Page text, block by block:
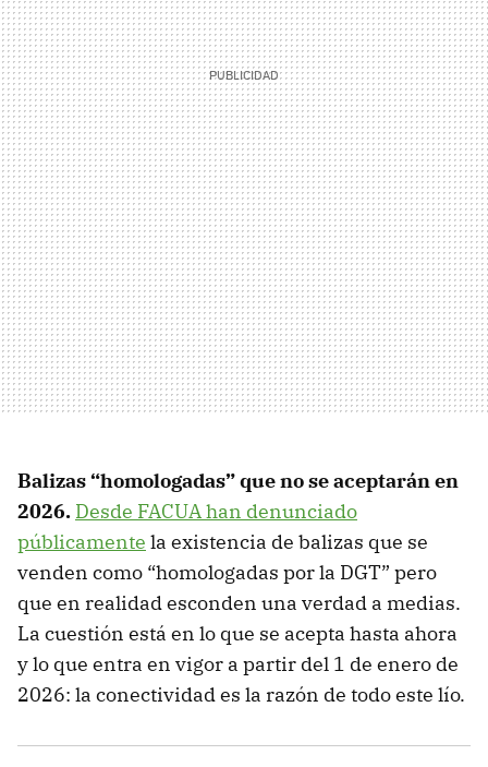
Balizas “homologadas” que no se aceptarán en
2026. Desde FACUA han denunciado
públicamente la existencia de balizas que se
venden como “homologadas por la DGT” pero
que en realidad esconden una verdad a medias.
La cuestión está en lo que se acepta hasta ahora
y lo que entra en vigor a partir del 1 de enero de
2026: la conectividad es la razón de todo este lío.